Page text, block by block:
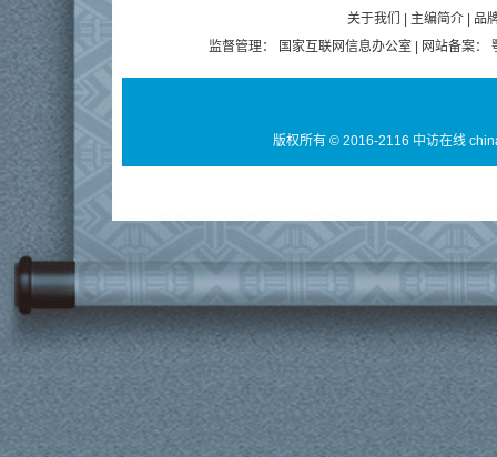
关于我们
主编简介
品
监督管理：
国家互联网信息办公室 | 网站备案：
版权所有 © 2016-2116 中访在线